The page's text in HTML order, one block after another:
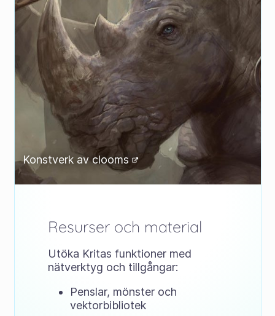
Konstverk avclooms
Resurser och material
Utöka Kritas funktioner med
nätverktyg och tillgångar:
Penslar, mönster och
vektorbibliotek